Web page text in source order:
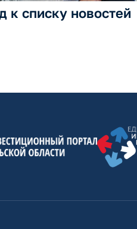
к списку новостей